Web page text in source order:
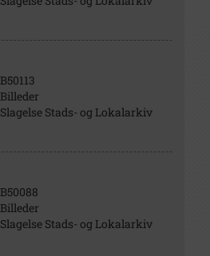
B50113
Billeder
Slagelse Stads- og Lokalarkiv
B50088
Billeder
Slagelse Stads- og Lokalarkiv